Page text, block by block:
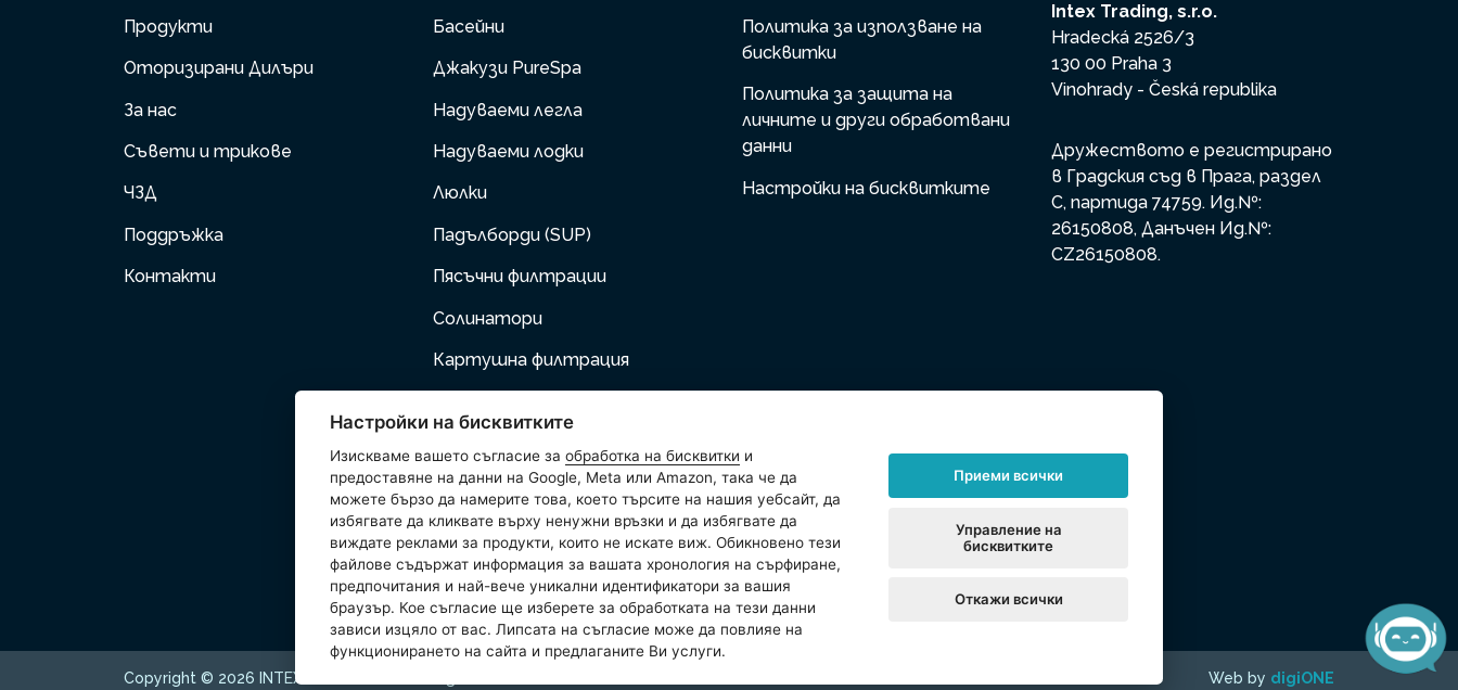
Продукти
Оторизирани Дилъри
За нас
Съвети и трикове
ЧЗД
Поддръжка
Контакти
Басейни
Джакузи PureSpa
Надуваеми легла
Надуваеми лодки
Люлки
Падълборди (SUP)
Пясъчни филтрации
Солинатори
Картушна филтрация
Домашни любимци
Аксесоари
Wetset (надуваеми изделия)
Политика за използване на
бисквитки
Политика за защита на
личните и други обработвани
данни
Настройки на бисквитките
Intex Trading, s.r.o.
Hradecká 2526/3
130 00 Praha 3
Vinohrady - Česká republika
Дружеството е регистрирано
в Градския съд в Прага, раздел
С, партида 74759. Ид.№:
26150808, Данъчен Ид.№:
CZ26150808.
Copyright © 2026 INTEX TRADING s.r.o. All rights reserved. Web by digiONE
Настройки на бисквитките
Изискваме вашето съгласие за обработка на бисквитки и
предоставяне на данни на Google, Meta или Amazon, така че да
можете бързо да намерите това, което търсите на нашия уебсайт, да
избягвате да кликвате върху ненужни връзки и да избягвате да
виждате реклами за продукти, които не искате виж. Обикновено тези
файлове съдържат информация за вашата хронология на сърфиране,
предпочитания и най-вече уникални идентификатори за вашия
браузър. Кое съгласие ще изберете за обработката на тези данни
зависи изцяло от вас. Липсата на съгласие може да повлияе на
функционирането на сайта и предлаганите Ви услуги.
Приеми всички
Управление на
бисквитките
Откажи всички